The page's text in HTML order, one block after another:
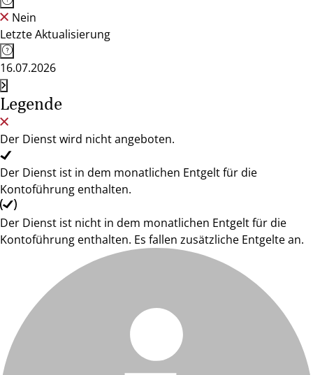
Nein
Letzte Aktualisierung
16.07.2026
Legende
Der Dienst wird nicht angeboten.
Der Dienst ist in dem monatlichen Entgelt für die
Kontoführung enthalten.
Der Dienst ist nicht in dem monatlichen Entgelt für die
Kontoführung enthalten. Es fallen zusätzliche Entgelte an.